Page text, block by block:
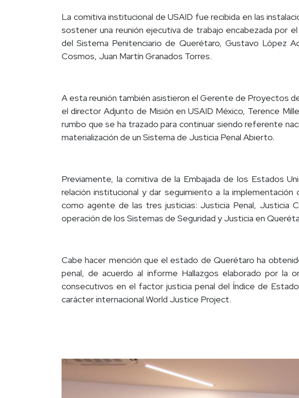
La comitiva institucional de USAID fue recibida en las
sostener una reunión ejecutiva de trabajo encabezada por
del Sistema Penitenciario de Querétaro, Gustavo López
Cosmos, Juan Martín Granados Torres.
A esta reunión también asistieron el Gerente de Proyectos
el director Adjunto de Misión en USAID México, Terence
rumbo que se ha trazado para continuar siendo referente
materialización de un Sistema de Justicia Penal Abierto.
Previamente, la comitiva de la Embajada de los Estados
relación institucional y dar seguimiento a la
como agente de las tres justicias: Justicia Penal, Justicia
operación de los Sistemas de Seguridad y Justicia en
Cabe hacer mención que el estado de Querétaro ha
penal, de acuerdo al informe Hallazgos elaborado por la
consecutivos en el factor justicia penal del Índice de
carácter internacional World Justice Project.